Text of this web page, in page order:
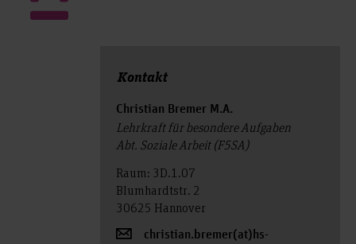
Kontakt
Christian Bremer M.A.
Lehrkraft für besondere Aufgaben
Abt. Soziale Arbeit (F5SA)
Raum: 3D.1.07
Blumhardtstr. 2
30625 Hannover
christian.bremer(at)hs-